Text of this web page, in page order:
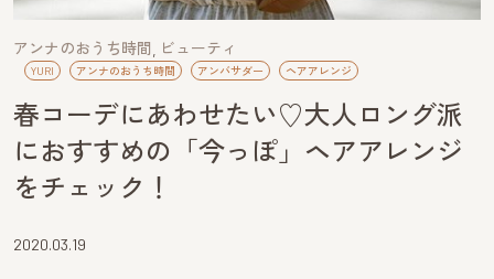
アンナのおうち時間 ビューティ
YURI アンナのおうち時間 アンバサダー ヘアアレンジ
春コーデにあわせたい♡大人ロング派
におすすめの「今っぽ」ヘアアレンジ
をチェック！
2020.03.19